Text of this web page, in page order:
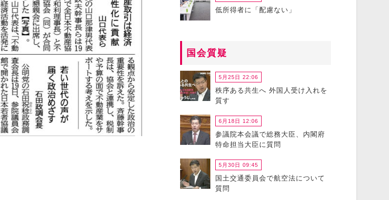
低所得者に「配慮ない」
国会質疑
5月25日 22:06
秩序ある共生へ 外国人受け入れを
質す
6月18日 12:06
参議院本会議で総務大臣、内閣府
特命担当大臣に質問
5月30日 09:45
国土交通委員会で航空法について
質問